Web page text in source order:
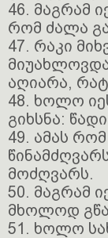
46. მაგრამ
რომ ძალა
47. რაკი
აღიარა,
48. ხოლო
გიხსნა:
49. ამას
მოძღვარს.
50. მაგრამ
მხოლოდ
51. ხოლო